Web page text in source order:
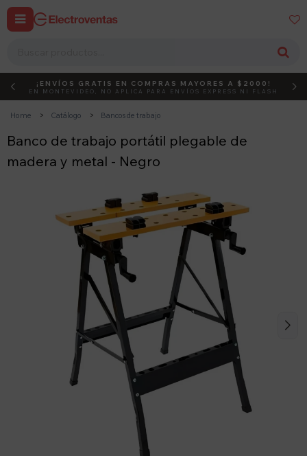
 
DEBUT ACTIVÁ EL CÓDIGO
¡ENVÍOS GRATIS EN COMPRAS MAYORES A $2000!
EN MONTEVIDEO, NO APLICA PARA ENVÍOS EXPRESS NI FLASH
Home Catálogo Bancos de trabajo
Banco de trabajo portátil plegable de
madera y metal - Negro